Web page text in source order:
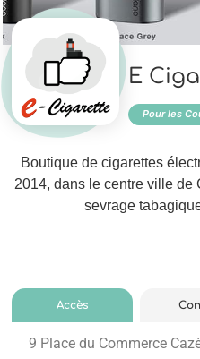
E
Pour les
Boutique de cigarettes
2014, dans le centre ville de
sevrage
Accès
9 Place du Commerce